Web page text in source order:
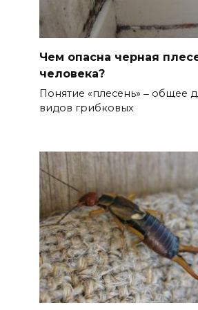
Чем опасна черная
человека?
Понятие «плесень» ‒ общее
видов грибковых